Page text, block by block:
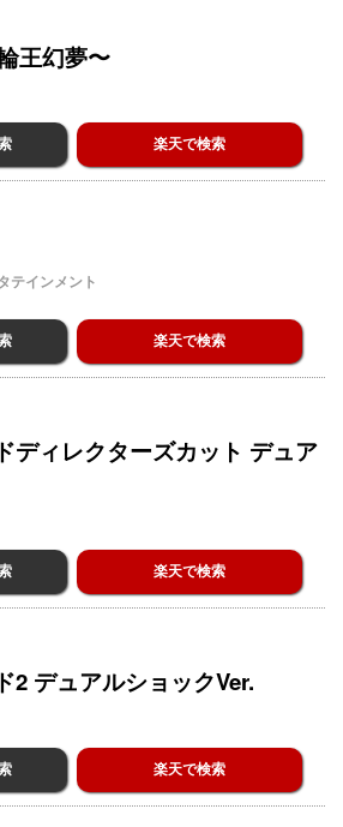
王幻夢〜
楽天で検索
テインメント
楽天で検索
ディレクターズカット デュア
楽天で検索
2 デュアルショックVer.
楽天で検索